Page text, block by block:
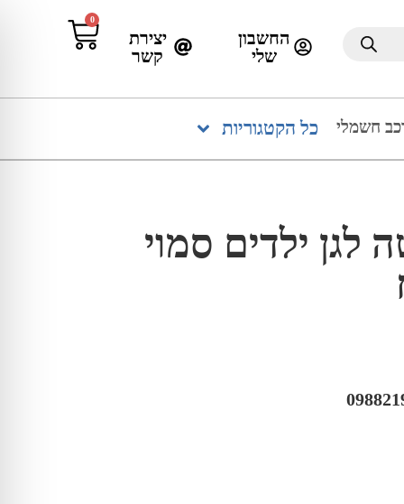
החשבון
שלי
יצירת
קשר
0
חשמלי כל הקטגוריות
לגן ילדים סמוי